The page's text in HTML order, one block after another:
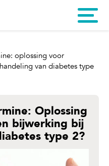
oplossing voor
van diabetes type
Oplossing
bijwerking bij
type 2?